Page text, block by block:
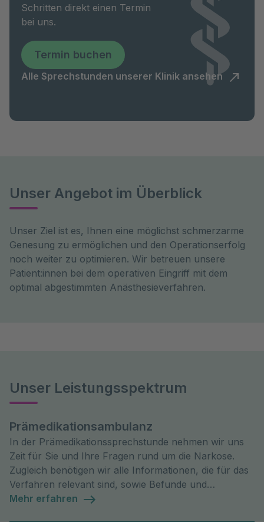
Schritten direkt einen Termin
bei uns.
Termin buchen
Alle Sprechstunden unserer Klinik ansehen
Unser Angebot im Überblick
Unser Ziel ist es, Ihnen eine möglichst schmerzarme
Genesung zu ermöglichen und den Operationserfolg
noch weiter zu optimieren. Wir betreuen unsere
Patient:innen bei dem operativen Eingriff mit dem
optimal abgestimmten Anästhesieverfahren.
Unser Leistungsspektrum
Prämedikationsambulanz
In der Prämedikationssprechstunde nehmen wir uns
Zeit für Sie und Ihre Fragen rund um die Narkose.
Zugleich benötigen wir alle Informationen, die für das
Verfahren relevant sind, sowie Befunde und
Untersuchungsergebnisse. Unser gemeinsames Ziel ist
Mehr erfahren